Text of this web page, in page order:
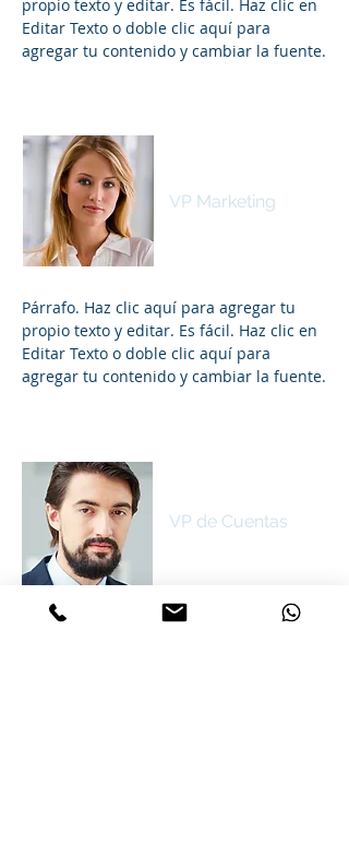
VP de Cuentas
Párrafo. Haz clic aquí para agregar tu
propio texto y editar. Es fácil. Haz clic en
Editar Texto o doble clic aquí para
agregar tu contenido y cambiar la fuente.
VP Marketing
propio texto y editar. Es fácil. Haz clic en
Editar Texto o doble clic aquí para
agregar tu contenido y cambiar la fuente.